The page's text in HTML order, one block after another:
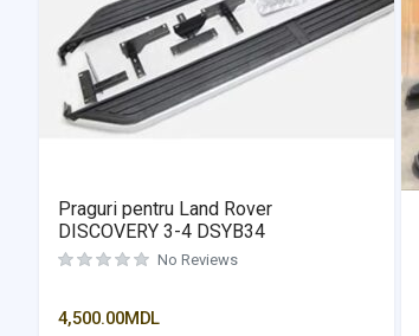
Praguri pentru Land Rover
DISCOVERY 3-4 DSYB34
No Reviews
4,500.00MDL